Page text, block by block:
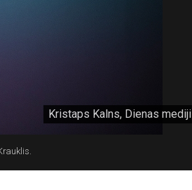
Kristaps Kalns, Dienas mediji